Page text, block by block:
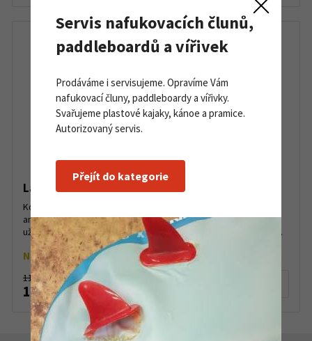
Lavinový vyhledávač Mammut Barryvox S
Kombinace digitálního a analogového zařízení se třemi
anténami, to je vyhledávač Mammut Barryvox® S. Nabízí
uživatelům jednoduché a intuitivní ovládání. Funkce inteligent...
Na objednávku
11 999 Kč
11 000 Kč
Servis nafukovacích člunů,
paddleboardů a vířivek
Prodáváme i servisujeme. Opravíme Vám
nafukovací čluny, paddleboardy a vířivky.
Svařujeme plastové kajaky, kánoe a pramice.
Autorizovaný servis.
Přejít do kategorie